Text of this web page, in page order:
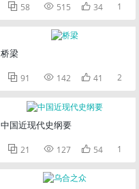
 58  515  34 1
桥梁
 91  142  41 2
中国近现代史纲要
 21  127  54 1